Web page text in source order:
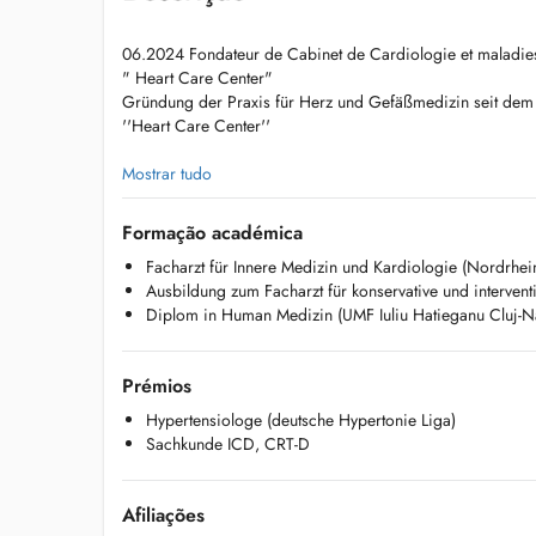
06.2024 Fondateur de Cabinet de Cardiologie et
" Heart Care Center"
Gründung der Praxis für Herz und Gefäßmedizin seit
''Heart Care Center''
05.2023-05.2024: Medizinische Universität Lausitz - Carl
Medizin und Kardiologie
10.2021-04.2023: Funktionsoberarzt/Oberarzt für Innere
10.2021-05.2024-: Consultant specialiste en medecine
hopitaux allemands
Mostrar tudo
Formação académica
Facharzt für Innere Medizin und Kardiologie
Ausbildung zum Facharzt für konservative und
Diplom in Human Medizin (UMF Iuliu Hatieganu Cluj-
Prémios
Hypertensiologe (deutsche Hypertonie Liga)
Sachkunde ICD, CRT-D
Afiliações